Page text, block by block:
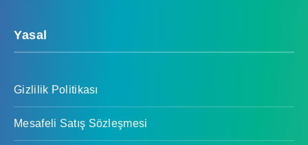
Yasal
Gizlilik Politikası
Mesafeli Satış Sözleşmesi